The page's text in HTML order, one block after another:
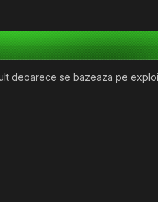
deoarece se bazeaza pe